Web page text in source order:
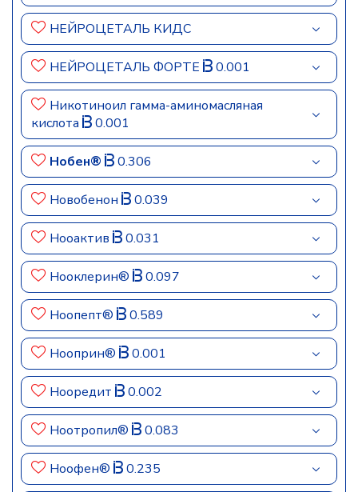
НЕЙРОЦЕТАЛЬ КИДС
НЕЙРОЦЕТАЛЬ ФОРТЕ 0.001
Никотиноил гамма-аминомасляная
кислота
0.001
Нобен® 0.306
Новобенон 0.039
Нооактив 0.031
Нооклерин® 0.097
Ноопепт® 0.589
Нооприн® 0.001
Нооредит 0.002
Ноотропил® 0.083
Ноофен® 0.235